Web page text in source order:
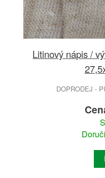
Litinový nápis /
DOPRODEJ -